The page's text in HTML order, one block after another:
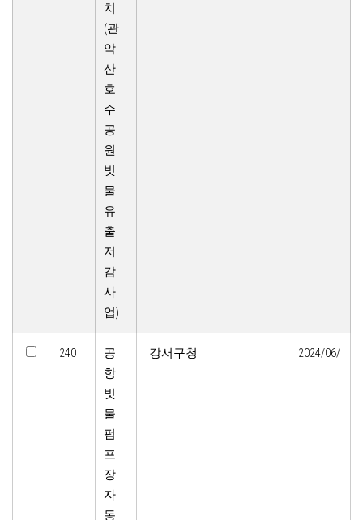
치
(관
악
산
호
수
공
원
빗
물
유
출
저
감
사
업)
240
공
항
빗
물
펌
프
장
자
동
강서구청 2024/06/